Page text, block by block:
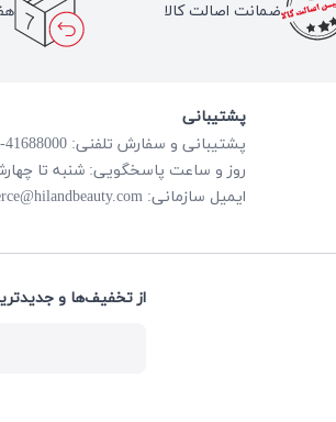
ضمانت اصالت کالا
پشتیبانی
پشتیبانی و سفارش تلفنی: 41688000-021
روز و ساعت پاسخگویی: شنبه تا چهارشنبه از
ایمیل سازمانی:
از تخفیف‌ها و